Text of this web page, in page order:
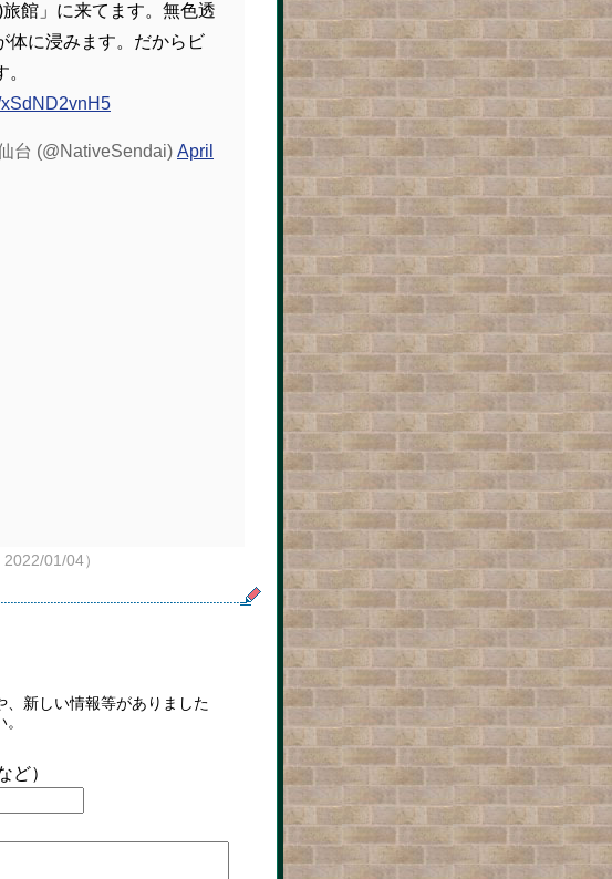
館」に来てます。無色透
体に浸みます。だからビ
台 (@NativeSendai) April
01/04）
、新しい情報等がありました
ど）